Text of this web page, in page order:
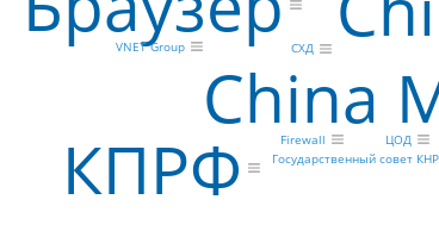
China
КПРФ
VNET Group
Государственный совет КНР
СХД
Firewall ЦОД